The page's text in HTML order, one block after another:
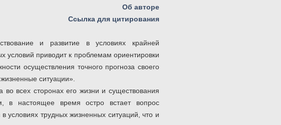
Об авторе
Ссылка для цитирования
и развитие в условиях крайней
условий приводит к проблемам ориентировки
осуществления точного прогноза своего
ситуации».
всех сторонах его жизни и существования
в настоящее время остро встает вопрос
условиях трудных жизненных ситуаций, что и